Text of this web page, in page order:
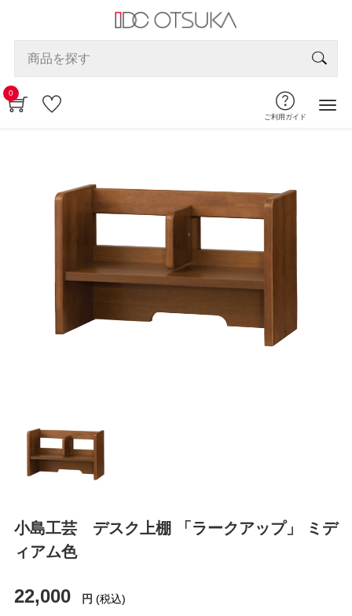
0
ご利用ガイド
小島工芸 デスク上棚 「ラークアップ」 ミデ
ィアム色
22,000 円 (税込)